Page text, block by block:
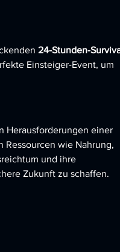
24-Stunden-
Einsteiger-Event, um
Herausforderungen einer
wie Nahrung,
und ihre
Zukunft zu schaffen.